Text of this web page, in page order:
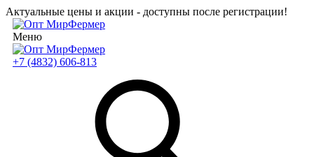
Актуальные цены и акции - доступны после регистрации!
Меню
+7 (4832) 606-813